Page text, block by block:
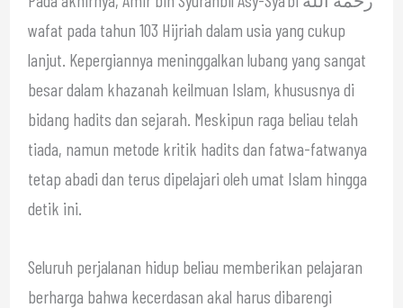
wafat pada tahun 103 Hijriah dalam usia yang cukup
lanjut. Kepergiannya meninggalkan lubang yang sangat
besar dalam khazanah keilmuan Islam, khususnya di
bidang hadits dan sejarah. Meskipun raga beliau telah
tiada, namun metode kritik hadits dan fatwa-fatwanya
tetap abadi dan terus dipelajari oleh umat Islam hingga
detik ini.
Seluruh perjalanan hidup beliau memberikan pelajaran
berharga bahwa kecerdasan akal harus dibarengi